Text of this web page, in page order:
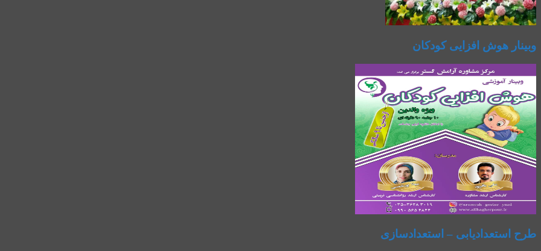
وبینار هوش افزایی کودکان
طرح استعدادیابی – استعدادسازی